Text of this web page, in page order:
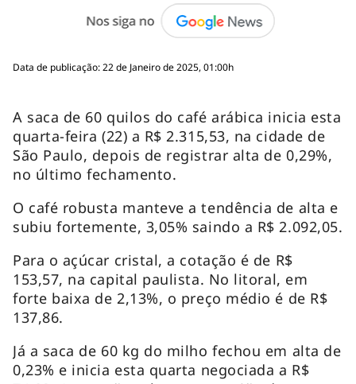
Data de publicação: 22 de Janeiro de 2025, 01:00h
A saca de 60 quilos do café arábica inicia esta
quarta-feira (22) a R$ 2.315,53, na cidade de
São Paulo, depois de registrar alta de 0,29%,
no último fechamento.
O café robusta manteve a tendência de alta e
subiu fortemente, 3,05% saindo a R$ 2.092,05.
Para o açúcar cristal, a cotação é de R$
153,57, na capital paulista. No litoral, em
forte baixa de 2,13%, o preço médio é de R$
137,86.
Já a saca de 60 kg do milho fechou em alta de
0,23% e inicia esta quarta negociada a R$